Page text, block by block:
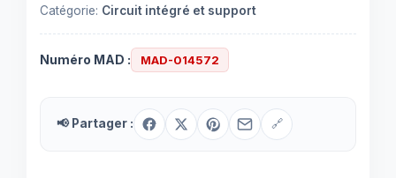
Catégorie: Circuit intégré et support
Numéro MAD : MAD-014572
📢 Partager : 🔗